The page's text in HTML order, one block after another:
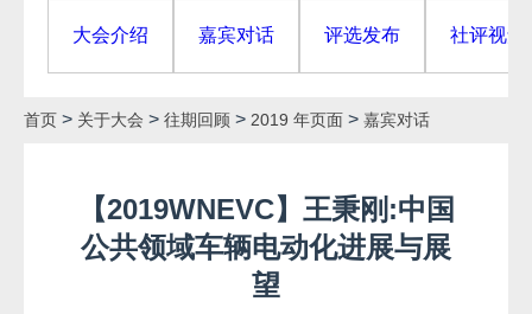
大会介绍 嘉宾对话 评选发布 社评视角
首页 > 关于大会 > 往期回顾 > 2019 年页面 > 嘉宾对话
【2019WNEVC】王秉刚:中国
公共领域车辆电动化进展与展
望